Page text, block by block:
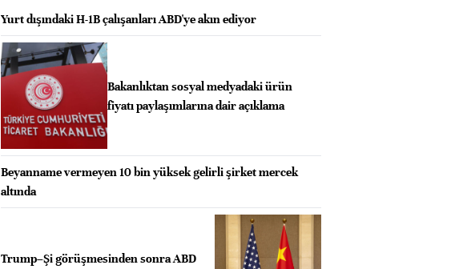
Yurt dışındaki H-1B çalışanları ABD'ye akın ediyor
Bakanlıktan sosyal medyadaki ürün
fiyatı paylaşımlarına dair açıklama
Beyanname vermeyen 10 bin yüksek gelirli şirket mercek
altında
Trump–Şi görüşmesinden sonra ABD